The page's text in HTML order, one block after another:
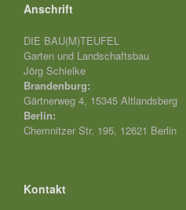
Anschrift
DIE BAU(M)TEUFEL
Garten und Landschaftsbau
Jörg Schielke
Brandenburg:
Gärtnerweg 4, 15345 Altlandsberg
Berlin:
Chemnitzer Str. 195, 12621 Berlin
Kontakt